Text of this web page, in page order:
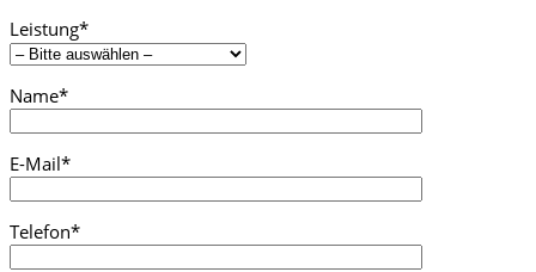
Leistung*
Name*
E-Mail*
Telefon*